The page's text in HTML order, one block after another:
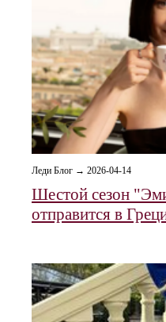
Леди Блог → 2026-04-14
Шестой сезон
отправится в